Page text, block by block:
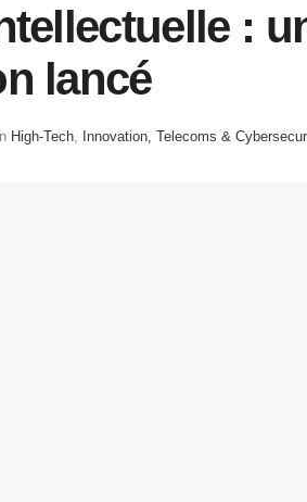
:
lancé
High-Tech Innovation, Telecoms &